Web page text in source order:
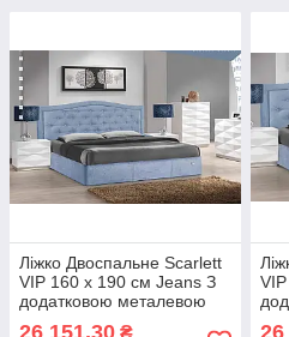
Ліжко Двоспальне Scarlett
VIP 160 х 190 см Jeans З
додатковою металевою
цільнозварною рамою